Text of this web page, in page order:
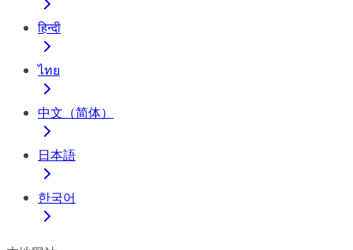
हिन्दी
ไทย
中文（简体）
日本語
한국어